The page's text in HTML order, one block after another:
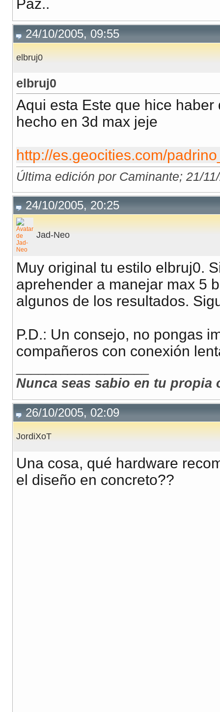
Paz..
24/10/2005, 09:55
elbruj0
elbruj0
Aqui esta Este que hice
hecho en 3d max jeje
http://es.geocities.com/
Última edición por Caminante; 21/
24/10/2005, 20:25
Jad-Neo
Muy original tu estilo elbruj0.
aprehender a manejar max 5
algunos de los resultados.
P.D.: Un consejo, no pongas
compañeros con conexión
Nunca seas sabio en tu propia
26/10/2005, 02:09
JordiXoT
Una cosa, qué hardware
el diseño en concreto??